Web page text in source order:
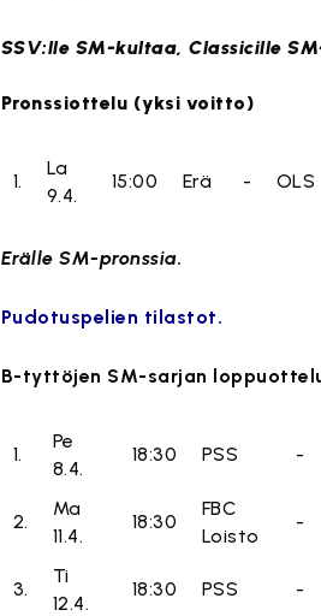
SSV:lle SM-kultaa, Classicille
Pronssiottelu (yksi voitto)
1.
La
9.4.
15:00 Erä - OLS
Erälle SM-pronssia.
Pudotuspelien tilastot.
B-tyttöjen SM-sarjan
1.
Pe
8.4.
18:30 PSS -
2.
Ma
11.4.
18:30
FBC
Loisto
-
3.
Ti
12.4.
18:30 PSS -